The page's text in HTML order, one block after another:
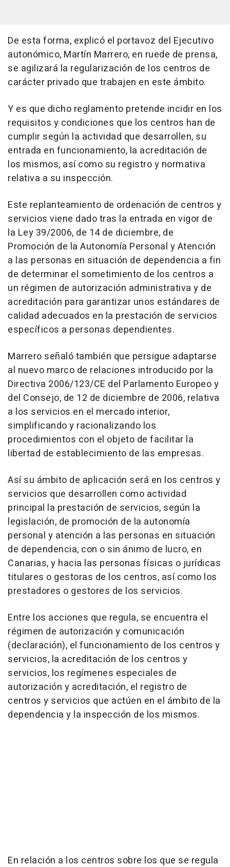
De esta forma, explicó el portavoz del Ejecutivo
autonómico, Martín Marrero, en ruede de prensa,
se agilizará la regularización de los centros de
carácter privado que trabajen en este ámbito.
Y es que dicho reglamento pretende incidir en los
requisitos y condiciones que los centros han de
cumplir según la actividad que desarrollen, su
entrada en funcionamiento, la acreditación de
los mismos, así como su registro y normativa
relativa a su inspección.
Este replanteamiento de ordenación de centros y
servicios viene dado tras la entrada en vigor de
la Ley 39/2006, de 14 de diciembre, de
Promoción de la Autonomía Personal y Atención
a las personas en situación de dependencia a fin
de determinar el sometimiento de los centros a
un régimen de autorización administrativa y de
acreditación para garantizar unos estándares de
calidad adecuados en la prestación de servicios
específicos a personas dependientes.
Marrero señaló también que persigue adaptarse
al nuevo marco de relaciones introducido por la
Directiva 2006/123/CE del Parlamento Europeo y
del Consejo, de 12 de diciembre de 2006, relativa
a los servicios en el mercado interior,
simplificando y racionalizando los
procedimientos con el objeto de facilitar la
libertad de establecimiento de las empresas.
Así su ámbito de aplicación será en los centros y
servicios que desarrollen como actividad
principal la prestación de servicios, según la
legislación, de promoción de la autonomía
personal y atención a las personas en situación
de dependencia, con o sin ánimo de lucro, en
Canarias, y hacia las personas físicas o jurídicas
titulares o gestoras de los centros, así como los
prestadores o gestores de los servicios.
Entre los acciones que regula, se encuentra el
régimen de autorización y comunicación
(declaración), el funcionamiento de los centros y
servicios, la acreditación de los centros y
servicios, los regímenes especiales de
autorización y acreditación, el registro de
centros y servicios que actúen en el ámbito de la
dependencia y la inspección de los mismos.
En relación a los centros sobre los que se regula